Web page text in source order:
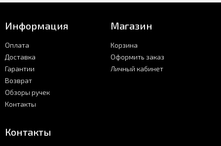
Информация
Оплата
Доставка
Гарантии
Возврат
Обзоры ручек
Контакты
Магазин
Корзина
Оформить заказ
Личный кабинет
Контакты